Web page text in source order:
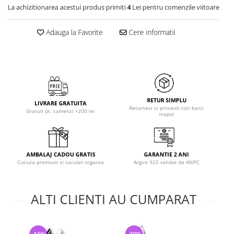
La achizitionarea acestui produs primiti4Lei pentru comenzile viitoare
Adauga la Favorite Cere informatii
LIVRARE GRATUITA
Gratuit pt. comenzi >200 lei
RETUR SIMPLU
Returnezi si primesti toti banii
inapoi
AMBALAJ CADOU GRATIS
Cutiuta premium si saculet organza
GARANTIE 2 ANI
Argint 925 validat de ANPC
ALTI CLIENTI AU CUMPARAT